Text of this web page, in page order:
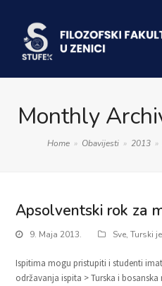
Monthly
Home » Obavijesti » 2013 »
Apsolventski rok za
9. Maja 2013. Sve,Turski
Ispitima mogu pristupiti i studenti
održavanja ispita > Turska i bosanska